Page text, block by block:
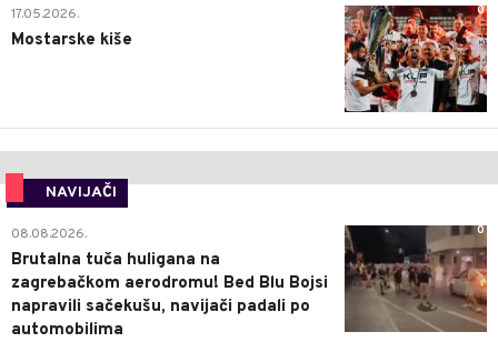
0
17.05.2026.
Mostarske kiše
NAVIJAČI
0
08.08.2026.
Brutalna tuča huligana na
zagrebačkom aerodromu! Bed Blu Bojsi
napravili sačekušu, navijači padali po
automobilima